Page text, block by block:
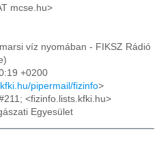
mcse.hu>
víz nyomában - FIKSZ Rádió
+0200
pipermail/fizinfo>
<fizinfo.lists.kfki.hu>
Egyesület